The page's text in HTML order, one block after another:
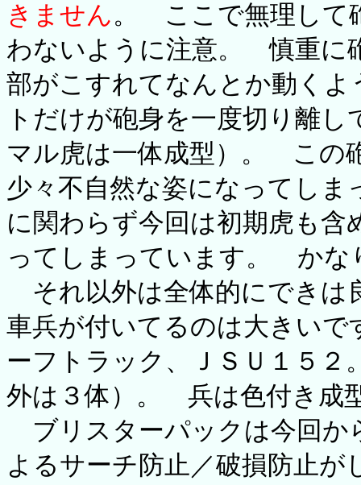
きません。 ここで無理して
わないように注意。 慎重に
部がこすれてなんとか動く
トだけが砲身を一度切り離
マル虎は一体成型）。 この
少々不自然な姿になってし
に関わらず今回は初期虎も
ってしまっています。 かな
それ以外は全体的にできは
車兵が付いてるのは大きい
ーフトラック、ＪＳＵ１５
外は３体）。 兵は色付き成
ブリスターパックは今回か
よるサーチ防止／破損防止